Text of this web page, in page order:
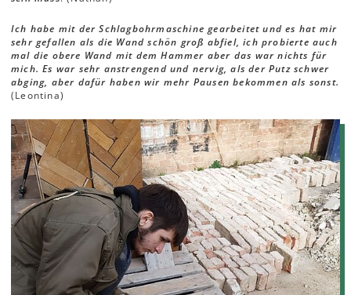
Ich habe mit der Schlagbohrmaschine gearbeitet und es hat mir
sehr gefallen als die Wand schön groß abfiel, ich probierte auch
mal die obere Wand mit dem Hammer aber das war nichts für
mich. Es war sehr anstrengend und nervig, als der Putz schwer
abging, aber dafür haben wir mehr Pausen bekommen als sonst.
(Leontina)